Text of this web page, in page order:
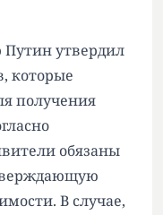
утвердил
которые
получения
обязаны
В случае,